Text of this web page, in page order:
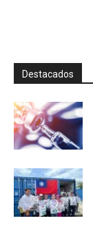
Destacados